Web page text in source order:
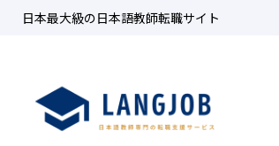
日本最大級の日本語教師転職サイト